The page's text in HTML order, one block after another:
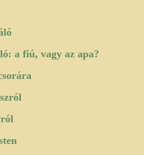
a fiú, vagy az apa?